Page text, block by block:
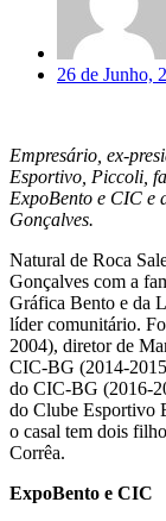
26 de Junho,
Empresário, ex-
Esportivo, Piccoli,
ExpoBento e CIC e
Gonçalves.
Natural de Roca
Gonçalves com a
Gráfica Bento e da
líder comunitário.
2004), diretor de
CIC-BG (2014-
do CIC-BG (2016-
do Clube Esportivo
o casal tem dois
Corrêa.
ExpoBento e CIC